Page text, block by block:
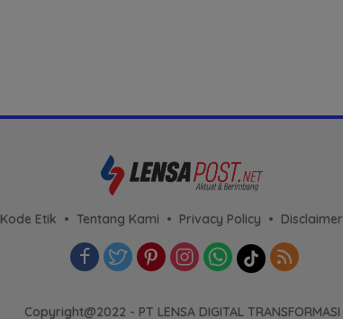
Kode Etik Tentang Kami Privacy Policy Disclaimer
Copyright@2022 - PT LENSA DIGITAL TRANSFORMASI